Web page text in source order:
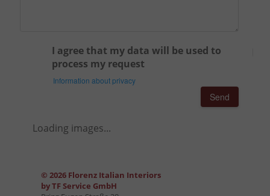
I agree that my data will be used to
process my request
Information about privacy
Send
Loading images...
© 2026 Florenz Italian Interiors
by TF Service GmbH